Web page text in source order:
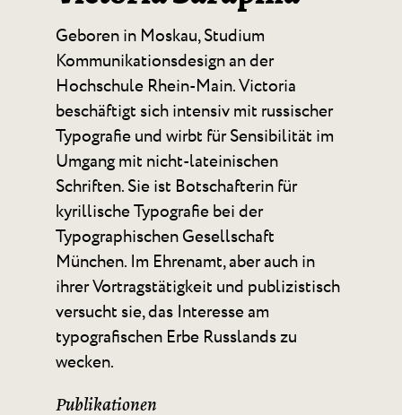
Geboren in Moskau, Studium
Kommunikationsdesign an der
Hochschule Rhein-Main. Victoria
beschäftigt sich intensiv mit russischer
Typografie und wirbt für Sensibilität im
Umgang mit nicht-lateinischen
Schriften. Sie ist Botschafterin für
kyrillische Typografie bei der
Typographischen Gesellschaft
München. Im Ehrenamt, aber auch in
ihrer Vortragstätigkeit und publizistisch
versucht sie, das Interesse am
typografischen Erbe Russlands zu
wecken.
Publikationen